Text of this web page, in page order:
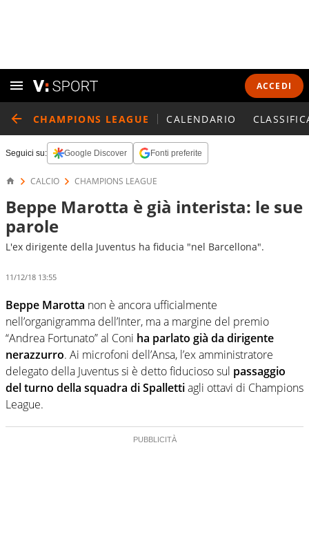
ACCEDI
CHAMPIONS LEAGUE CALENDARIO
Seguici su: Google Discover Fonti preferite
CALCIO CHAMPIONS LEAGUE
Beppe Marotta è già interista: le sue
parole
L'ex dirigente della Juventus ha fiducia "nel Barcellona".
11/12/18 13:55
Beppe Marotta non è ancora ufficialmente
nell’organigramma dell’Inter, ma a margine del premio
“Andrea Fortunato” al Coni ha parlato già da dirigente
nerazzurro. Ai microfoni dell’Ansa, l’ex amministratore
delegato della Juventus si è detto fiducioso sul passaggio
del turno della squadra di Spallettiagli ottavi di Champions
League.